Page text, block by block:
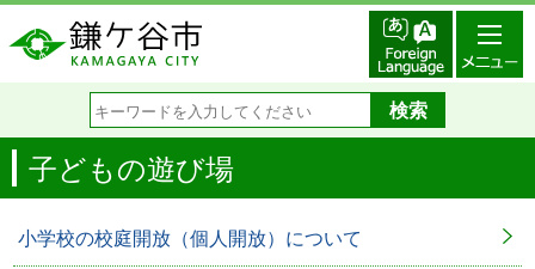
子どもの遊び場
小学校の校庭開放（個人開放）について